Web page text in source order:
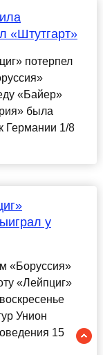
«Штутгарт»
потерпел
«Байер»
была
Германии 1/8
у
«Боруссия»
«Лейпциг»
Унион
15